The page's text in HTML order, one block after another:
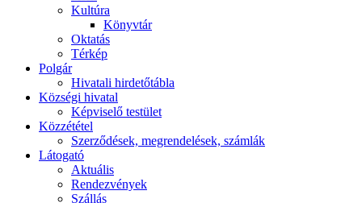
Kultúra
Könyvtár
Oktatás
Térkép
Polgár
Hivatali hirdetőtábla
Községi hivatal
Képviselő testület
Közzététel
Szerződések, megrendelések, számlák
Látogató
Aktuális
Rendezvények
Szállás